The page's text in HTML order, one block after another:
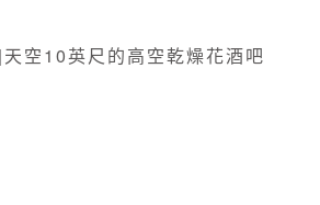
天空10英尺的高空乾燥花酒吧